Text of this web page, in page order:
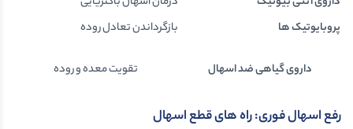
پروبایوتیک ها
بازگرداندن تعادل روده
داروی گیاهی ضد اسهال تقویت معده و روده
رفع اسهال فوری: راه های قطع اسهال